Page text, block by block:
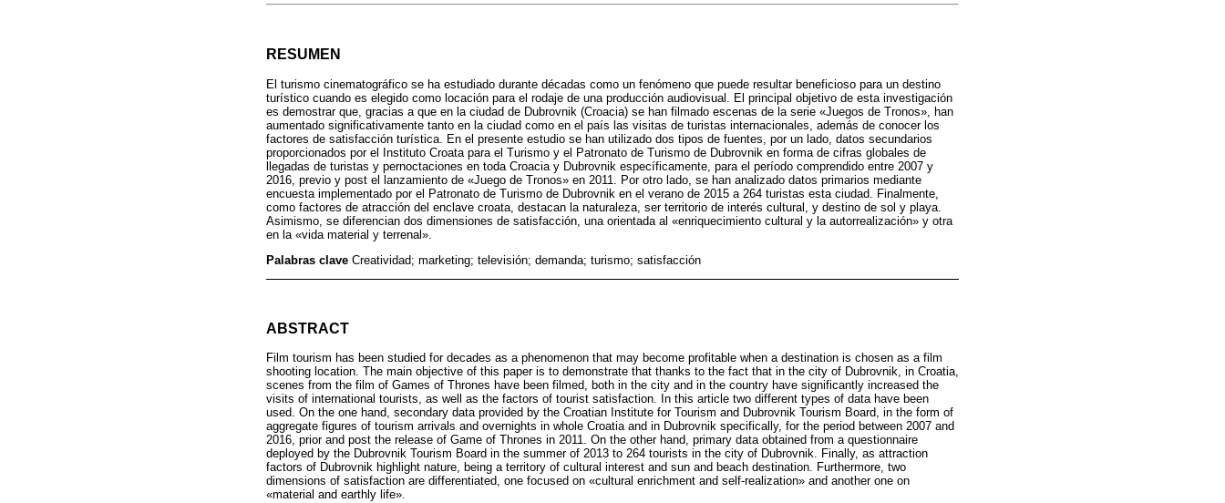
RESUMEN
El turismo cinematográfico se ha estudiado durante décadas como un fenómeno que puede resultar beneficioso para un destino
turístico cuando es elegido como locación para el rodaje de una producción audiovisual. El principal objetivo de esta investigación
es demostrar que, gracias a que en la ciudad de Dubrovnik (Croacia) se han filmado escenas de la serie «Juegos de Tronos», han
aumentado significativamente tanto en la ciudad como en el país las visitas de turistas internacionales, además de conocer los
factores de satisfacción turística. En el presente estudio se han utilizado dos tipos de fuentes, por un lado, datos secundarios
proporcionados por el Instituto Croata para el Turismo y el Patronato de Turismo de Dubrovnik en forma de cifras globales de
llegadas de turistas y pernoctaciones en toda Croacia y Dubrovnik específicamente, para el período comprendido entre 2007 y
2016, previo y post el lanzamiento de «Juego de Tronos» en 2011. Por otro lado, se han analizado datos primarios mediante
encuesta implementado por el Patronato de Turismo de Dubrovnik en el verano de 2015 a 264 turistas esta ciudad. Finalmente,
como factores de atracción del enclave croata, destacan la naturaleza, ser territorio de interés cultural, y destino de sol y playa.
Asimismo, se diferencian dos dimensiones de satisfacción, una orientada al «enriquecimiento cultural y la autorrealización» y otra
en la «vida material y terrenal».
Palabras clave Creatividad; marketing; televisión; demanda; turismo; satisfacción
ABSTRACT
Film tourism has been studied for decades as a phenomenon that may become profitable when a destination is chosen as a film
shooting location. The main objective of this paper is to demonstrate that thanks to the fact that in the city of Dubrovnik, in Croatia,
scenes from the film of Games of Thrones have been filmed, both in the city and in the country have significantly increased the
visits of international tourists, as well as the factors of tourist satisfaction. In this article two different types of data have been
used. On the one hand, secondary data provided by the Croatian Institute for Tourism and Dubrovnik Tourism Board, in the form of
aggregate figures of tourism arrivals and overnights in whole Croatia and in Dubrovnik specifically, for the period between 2007 and
2016, prior and post the release of Game of Thrones in 2011. On the other hand, primary data obtained from a questionnaire
deployed by the Dubrovnik Tourism Board in the summer of 2013 to 264 tourists in the city of Dubrovnik. Finally, as attraction
factors of Dubrovnik highlight nature, being a territory of cultural interest and sun and beach destination. Furthermore, two
dimensions of satisfaction are differentiated, one focused on «cultural enrichment and self-realization» and another one on
«material and earthly life».